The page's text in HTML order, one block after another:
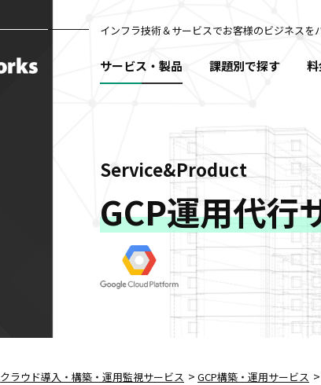
インフラ技術＆サービスでお客様のビジネスを
サービス・製品 課題別で探す
Service&Product
GCP運用代行
クラウド導入・構築・運用監視サービス > GCP構築・運用サービス >